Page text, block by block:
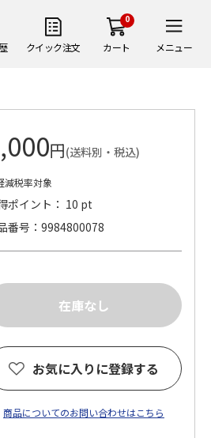
クイック注文
0
カート メニュー
円(送料別・税込)
税率対象
ポイント： 10 pt
番号
9984800078
お気に入りに登録する
商品についてのお問い合わせはこちら